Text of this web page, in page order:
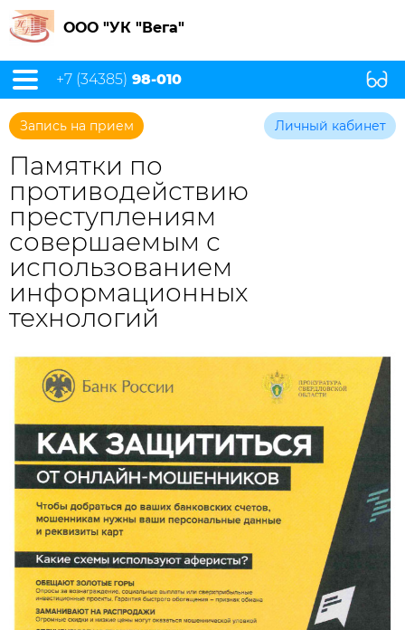
ООО "УК "Вега"
+7 (34385) 98-010
Запись на прием Личный кабинет
Памятки по
противодействию
преступлениям
совершаемым с
использованием
информационных
технологий